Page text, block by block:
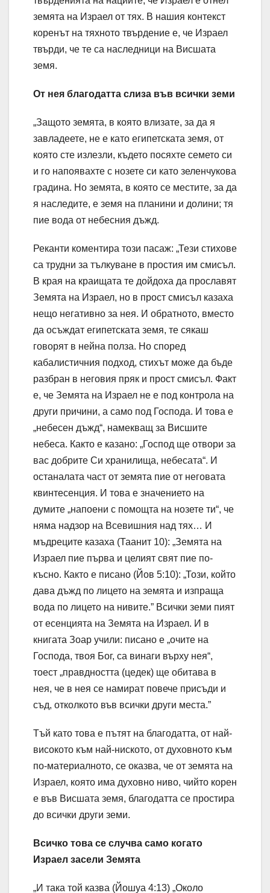
земята на Израел от тях. В нашия контекст
коренът на тяхното твърдение е, че Израел
твърди, че те са наследници на Висшата
земя.
От нея благодатта слиза във всички земи
„Защото земята, в която влизате, за да я
завладеете, не е като египетската земя, от
която сте излезли, където посяхте семето си
и го напоявахте с нозете си като зеленчукова
градина. Но земята, в която се местите, за да
я наследите, е земя на планини и долини; тя
пие вода от небесния дъжд.
Реканти коментира този пасаж: „Тези стихове
са трудни за тълкуване в простия им смисъл.
В края на краищата те дойдоха да прославят
Земята на Израел, но в прост смисъл казаха
нещо негативно за нея. И обратното, вместо
да осъждат египетската земя, те сякаш
говорят в нейна полза. Но според
кабалистичния подход, стихът може да бъде
разбран в неговия пряк и прост смисъл. Факт
е, че Земята на Израел не е под контрола на
други причини, а само под Господа. И това е
„небесен дъжд“, намекващ за Висшите
небеса. Както е казано: „Господ ще отвори за
вас добрите Си хранилища, небесата“. И
останалата част от земята пие от неговата
квинтесенция. И това е значението на
думите „напоени с помощта на нозете ти“, че
няма надзор на Всевишния над тях… И
мъдреците казаха (Таанит 10): „Земята на
Израел пие първа и целият свят пие по-
късно. Както е писано (Йов 5:10): „Този, който
дава дъжд по лицето на земята и изпраща
вода по лицето на нивите.” Всички земи пият
от есенцията на Земята на Израел. И в
книгата Зоар учили: писано е „очите на
Господа, твоя Бог, са винаги върху нея“,
тоест „правдността (цедек) ще обитава в
нея, че в нея се намират повече присъди и
съд, отколкото във всички други места.”
Тъй като това е пътят на благодатта, от най-
високото към най-ниското, от духовното към
по-материалното, се оказва, че от земята на
Израел, която има духовно ниво, чийто корен
е във Висшата земя, благодатта се простира
до всички други земи.
Всичко това се случва само когато
Израел засели Земята
„И така той казва (Йошуа 4:13) „Около